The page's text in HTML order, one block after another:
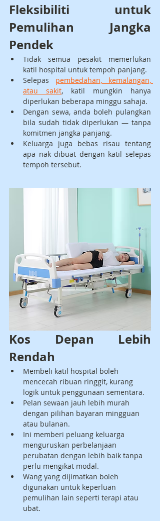
Fleksibiliti untuk
Pemulihan Jangka
Pendek
Tidak semua pesakit memerlukan
katil hospital untuk tempoh panjang.
Selepas pembedahan, kemalangan,
atau sakit, katil mungkin hanya
diperlukan beberapa minggu sahaja.
Dengan sewa, anda boleh pulangkan
bila sudah tidak diperlukan — tanpa
komitmen jangka panjang.
Keluarga juga bebas risau tentang
apa nak dibuat dengan katil selepas
tempoh tersebut.
Kos Depan Lebih
Rendah
Membeli katil hospital boleh
mencecah ribuan ringgit, kurang
logik untuk penggunaan sementara.
Pelan sewaan jauh lebih murah
dengan pilihan bayaran mingguan
atau bulanan.
Ini memberi peluang keluarga
menguruskan perbelanjaan
perubatan dengan lebih baik tanpa
perlu mengikat modal.
Wang yang dijimatkan boleh
digunakan untuk keperluan
pemulihan lain seperti terapi atau
ubat.